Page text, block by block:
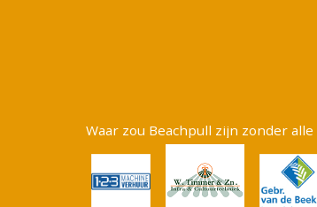
Waar zou Beachpull zijn zonder